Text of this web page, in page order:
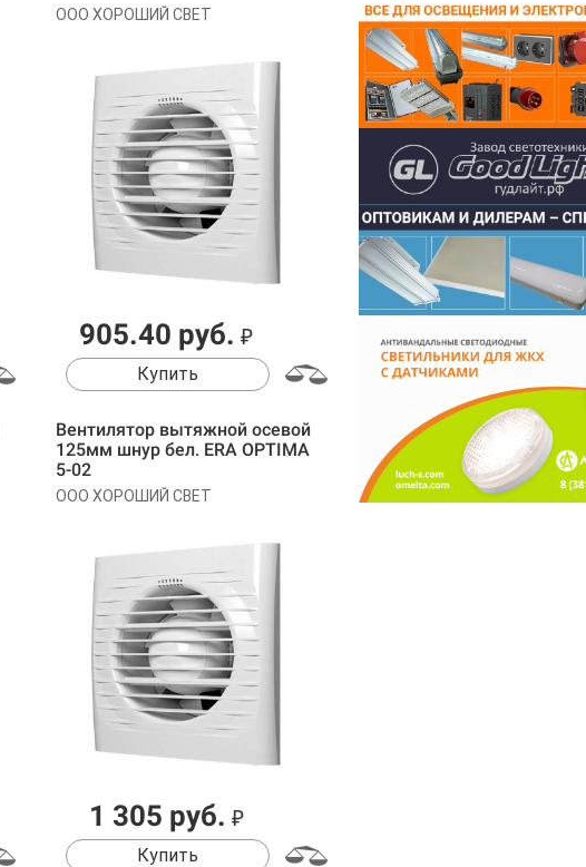
ООО ХОРОШИЙ СВЕТ
905.40 руб. ₽
Купить
Вентилятор вытяжной осевой
125мм шнур бел. ERA OPTIMA
5-02
ООО ХОРОШИЙ СВЕТ
1 305 руб. ₽
Купить